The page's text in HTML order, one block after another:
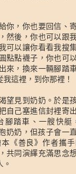
你，你也要回信、
然後，你也可以跟
可以讓你看看我搜
點點襪子，你也可
來，換來一輛腳踏
這裡，到你那裡！
望見到奶奶。於是
自己塞進信封裡寄
腳踏車、一艘快艇
奶，但孩子會一
《善良》作者攜
共同演繹充滿思念